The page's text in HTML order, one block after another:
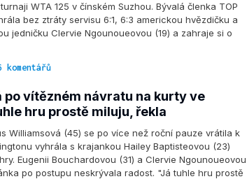
WTA 125 v čínském Suzhou. Bývalá členka TOP
bez ztráty servisu 6:1, 6:3 americkou hvězdičku a
jedničku Clervie Ngounoueovou (19) a zahraje si o
komentářů
po vítězném návratu na kurty ve
hru prostě miluju, řekla
Williamsová (45) se po více než roční pauze vrátila k
vyhrála s krajankou Hailey Baptisteovou (23)
Eugenii Bouchardovou (31) a Clervie Ngounoueovou
po postupu neskrývala radost. "Já tuhle hru prostě